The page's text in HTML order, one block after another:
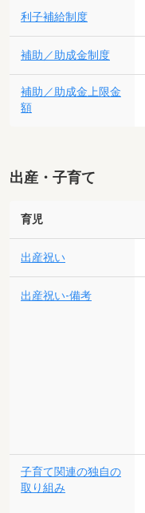
利子補給制度
補助／助成金制度
補助／助成金上限金
額
出産・子育て
育児
出産祝い
出産祝い-備考
子育て関連の独自の
取り組み